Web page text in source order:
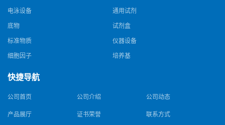
电泳设备 通用试剂
底物 试剂盒
标准物质 仪器设备
细胞因子 培养基
快捷导航
公司首页 公司介绍 公司动态
产品展厅 证书荣誉 联系方式